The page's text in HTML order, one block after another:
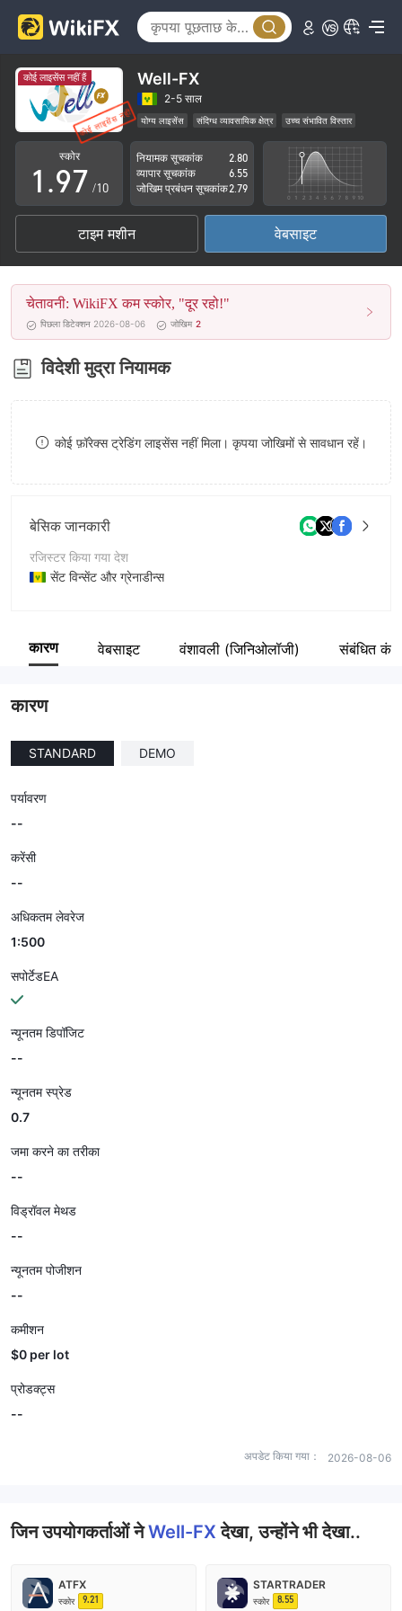
कोई लाइसेंस नहीं हैं Well-FX
2-5 साल
योग्य लाइसेंस संदिग्ध व्यावसायिक क्षेत्र उच्च संभावित विस्तार
स्कोर
0
1
2
3
4
5
6
7
8
.
5
6
7
8
9
3
4
5
6
7
8
9
/10
नियामक सूचकांक
2.80
व्यापार सूचकांक
6.55
जोखिम प्रबंधन सूचकांक2.79
टाइम मशीन वेबसाइट
चेतावनी: WikiFX कम स्कोर, "दूर रहो!"
पिछला डिटेक्शन 2026-08-06 जोखिम 2
विदेशी मुद्रा नियामक
कोई फ़ॉरेक्स ट्रेडिंग लाइसेंस नहीं मिला। कृपया जोखिमों से सावधान रहें।
बेसिक जानकारी
रजिस्टर किया गया देश
सेंट विन्सेंट और ग्रेनाडीन्स
कंपनी का नाम
कारण वेबसाइट वंशावली (जिनिओलॉजी) संबंधित
कारण
STANDARD DEMO
पर्यावरण
--
करेंसी
--
अधिकतम लेवरेज
1:500
सपोर्टेडEA
न्यूनतम डिपॉजिट
--
न्यूनतम स्प्रेड
0.7
जमा करने का तरीका
--
विड्रॉवल मेथड
--
न्यूनतम पोजीशन
--
कमीशन
$0 per lot
प्रोडक्ट्स
--
अपडेट किया गया： 2026-08-06
जिन उपयोगकर्ताओं नेWell-FXदेखा, उन्होंने भी देखा..
ATFX
स्कोर 9.21
STARTRADER
स्कोर 8.55